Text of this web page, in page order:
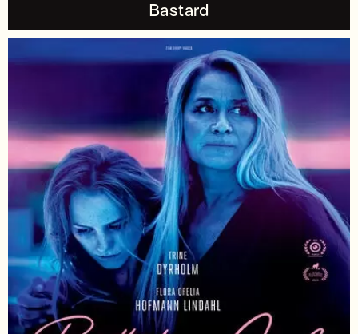
Bastard